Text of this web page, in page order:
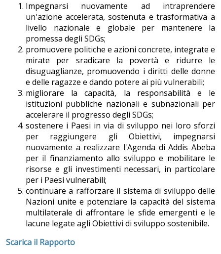
Impegnarsi nuovamente ad intraprendere
un'azione accelerata, sostenuta e trasformativa a
livello nazionale e globale per mantenere la
promessa degli SDGs;
promuovere politiche e azioni concrete, integrate e
mirate per sradicare la povertà e ridurre le
disuguaglianze, promuovendo i diritti delle donne
e delle ragazze e dando potere ai più vulnerabili;
migliorare la capacità, la responsabilità e le
istituzioni pubbliche nazionali e subnazionali per
accelerare il progresso degli SDGs;
sostenere i Paesi in via di sviluppo nei loro sforzi
per raggiungere gli Obiettivi, impegnarsi
nuovamente a realizzare l'Agenda di Addis Abeba
per il finanziamento allo sviluppo e mobilitare le
risorse e gli investimenti necessari, in particolare
per i Paesi vulnerabili;
continuare a rafforzare il sistema di sviluppo delle
Nazioni unite e potenziare la capacità del sistema
multilaterale di affrontare le sfide emergenti e le
lacune legate agli Obiettivi di sviluppo sostenibile.
Scarica il Rapporto